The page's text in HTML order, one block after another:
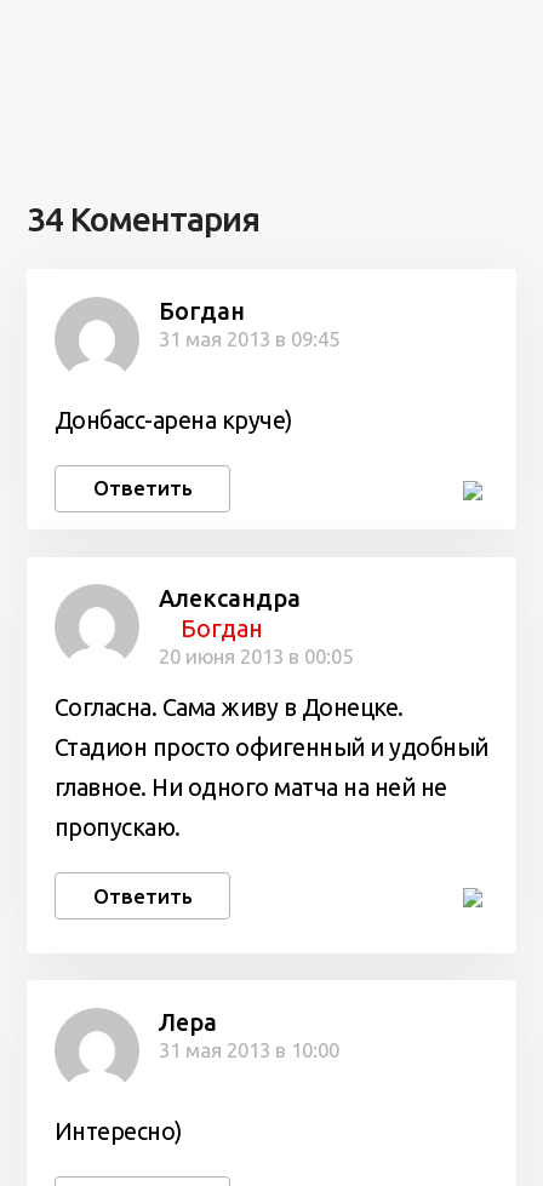
34 Коментария
Богдан
31 мая 2013 в 09:45
Донбасс-арена круче)
Ответить
Александра
Богдан
20 июня 2013 в 00:05
Согласна. Сама живу в Донецке.
Стадион просто офигенный и удобный
главное. Ни одного матча на ней не
пропускаю.
Ответить
Лера
31 мая 2013 в 10:00
Интересно)